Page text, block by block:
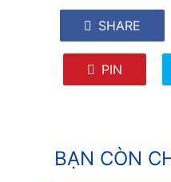
SHARE
PIN
BẠN CÒN